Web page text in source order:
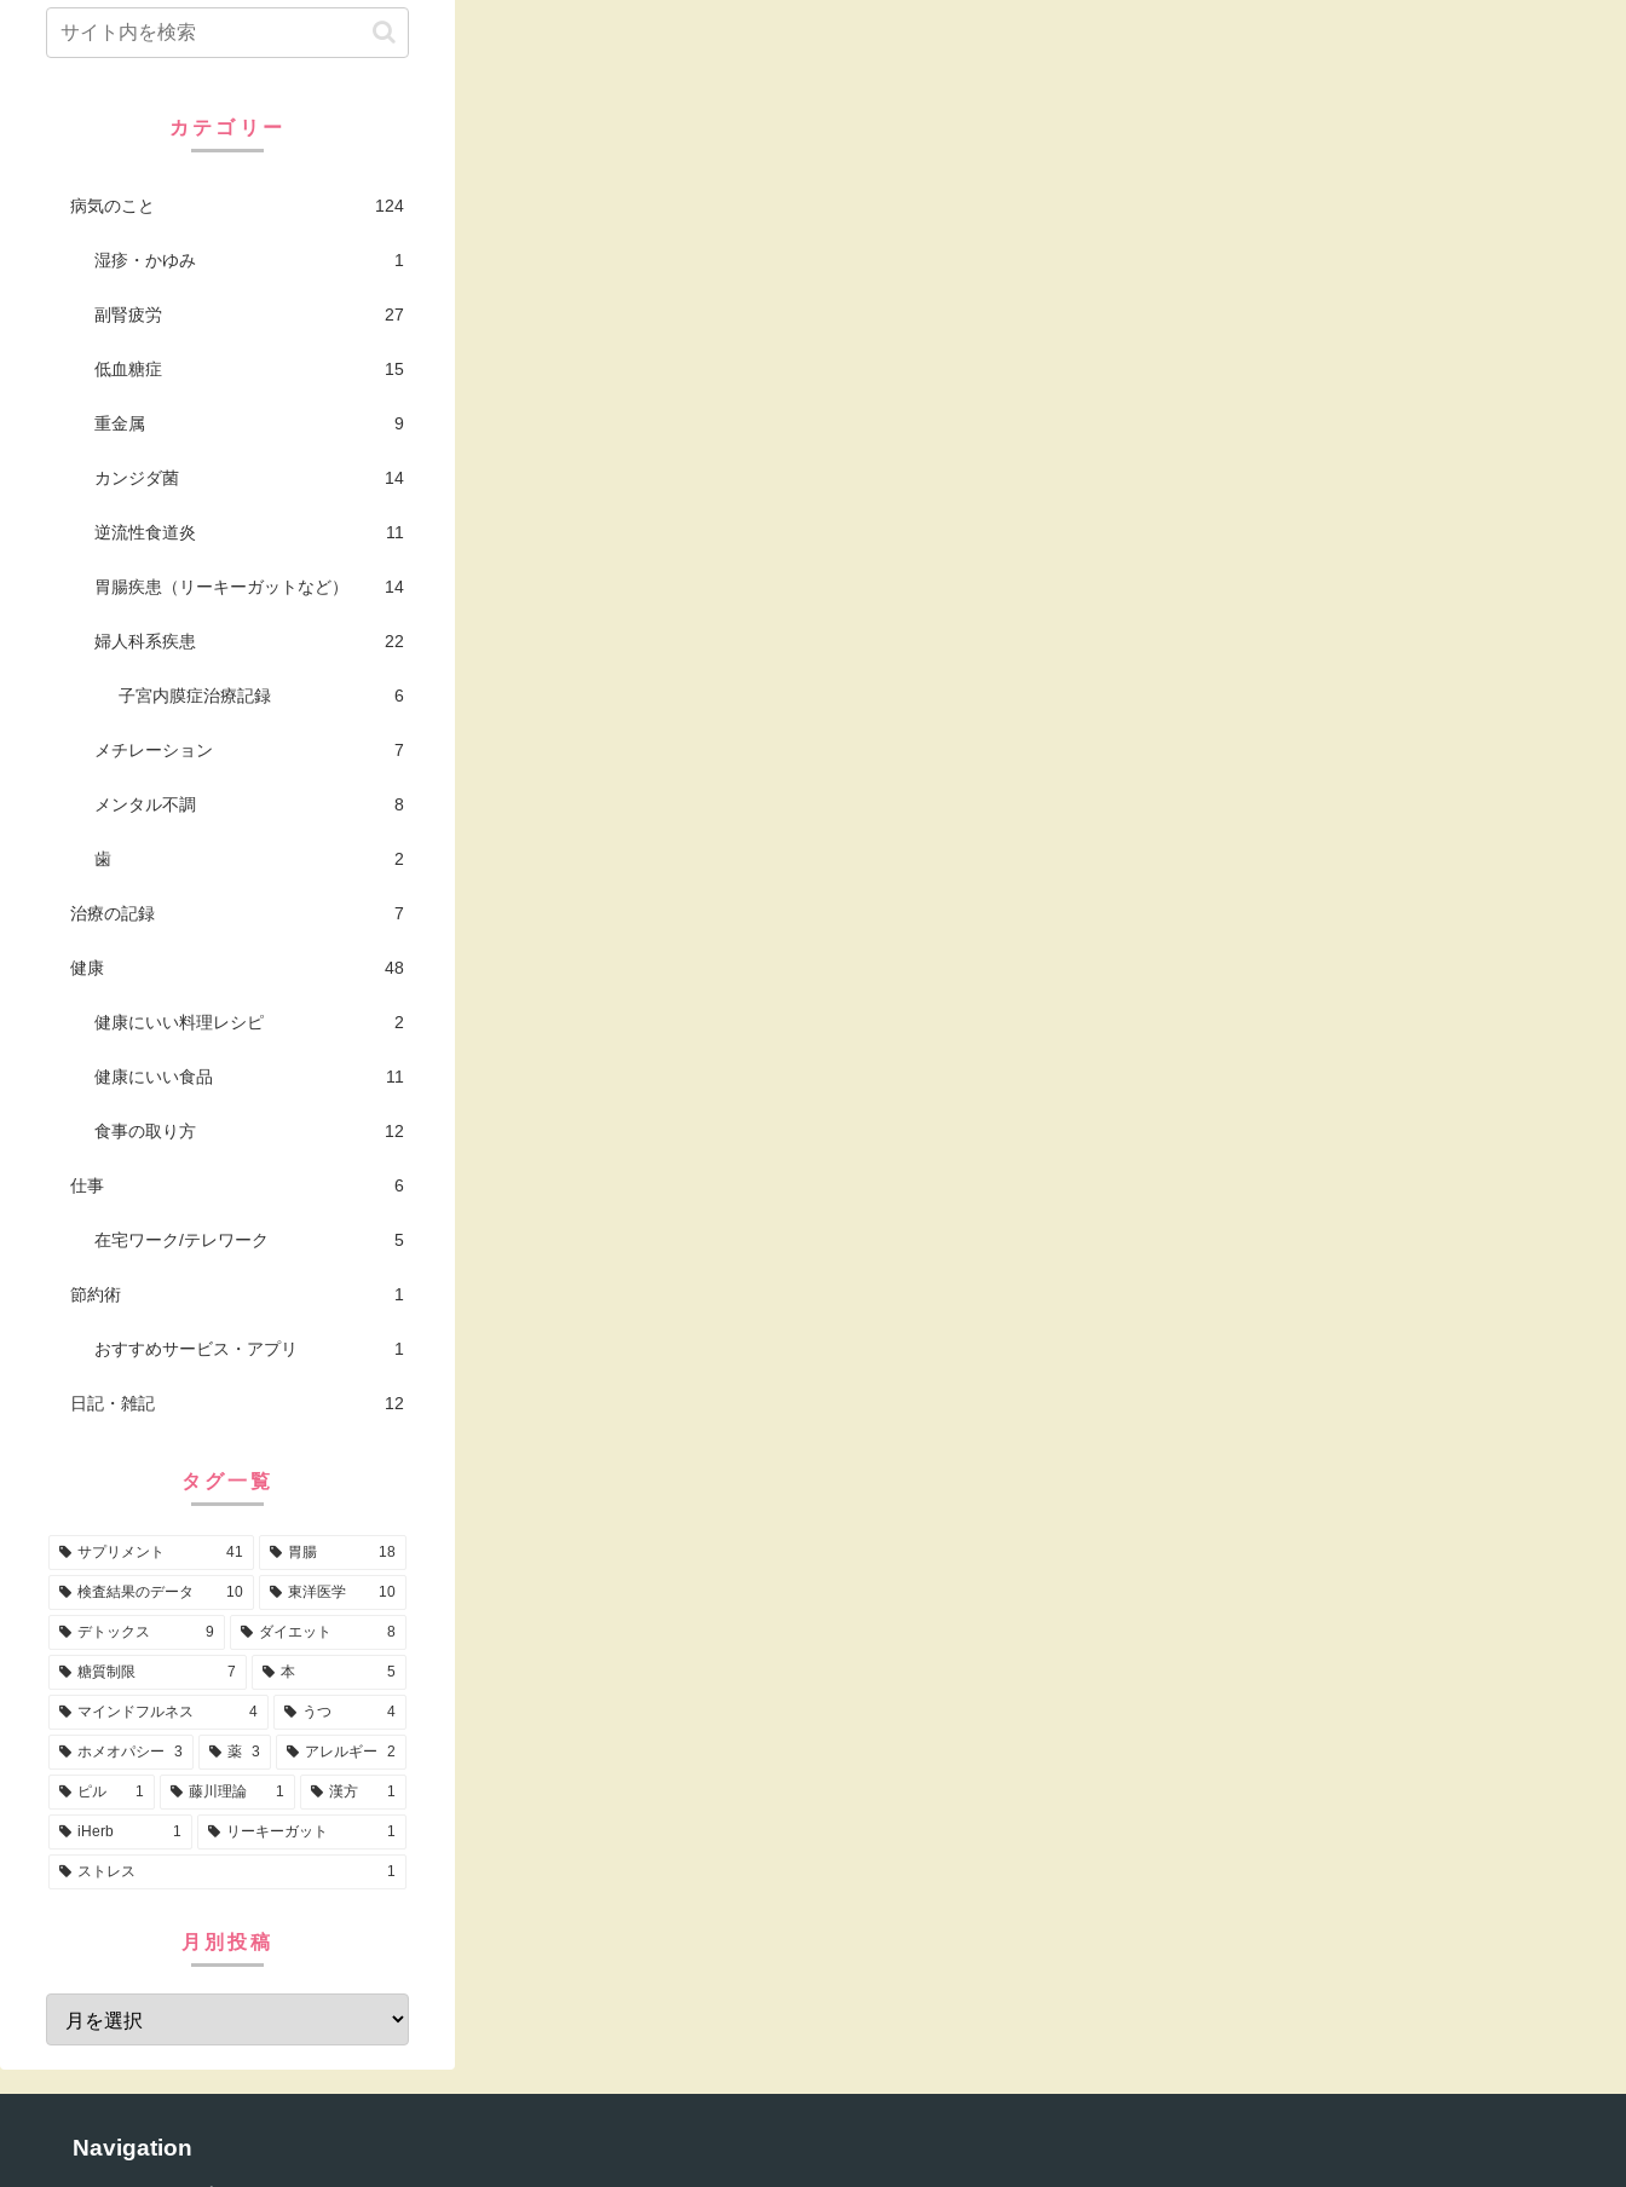
カテゴリー
病気のこと 124
湿疹・かゆみ 1
副腎疲労 27
低血糖症 15
重金属 9
カンジダ菌 14
逆流性食道炎 11
胃腸疾患（リーキーガットなど） 14
婦人科系疾患 22
子宮内膜症治療記録 6
メチレーション 7
メンタル不調 8
歯 2
治療の記録 7
健康 48
健康にいい料理レシピ 2
健康にいい食品 11
食事の取り方 12
仕事 6
在宅ワーク/テレワーク 5
節約術 1
おすすめサービス・アプリ 1
日記・雑記 12
タグ一覧
サプリメント 41 胃腸 18
検査結果のデータ 10 東洋医学 10
デトックス 9 ダイエット 8
糖質制限 7 本 5
マインドフルネス 4 うつ 4
ホメオパシー 3 薬 3 アレルギー 2
ピル 1 藤川理論 1 漢方 1
iHerb 1 リーキーガット 1
ストレス 1
月別投稿
Navigation